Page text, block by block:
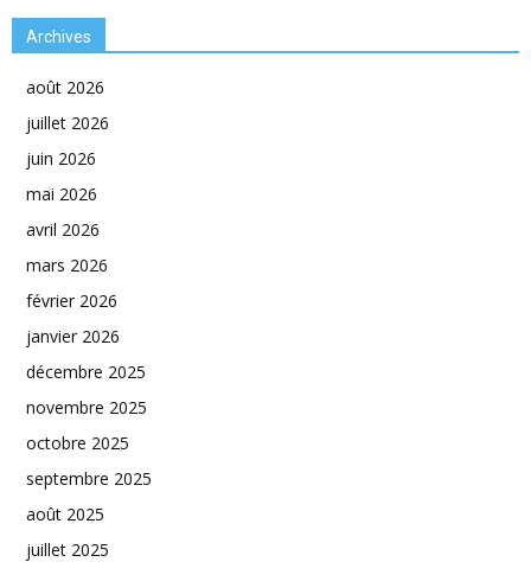
Archives
août 2026
juillet 2026
juin 2026
mai 2026
avril 2026
mars 2026
février 2026
janvier 2026
décembre 2025
novembre 2025
octobre 2025
septembre 2025
août 2025
juillet 2025